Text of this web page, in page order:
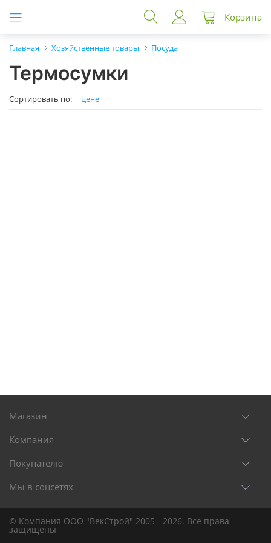
Корзина
Главная Хозяйственные товары Посуда
Термосумки
Сортировать по: цене
Магазин
Компания
Покупателю
Мы в соцсетях
© Компания ООО "ВекСтрой" 2005 - 2026. Все права
защищены